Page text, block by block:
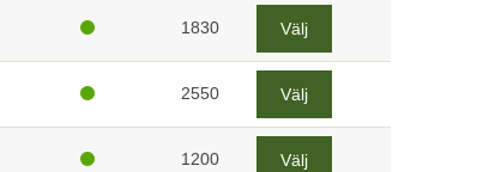
1830 Välj
2550 Välj
1200 Välj